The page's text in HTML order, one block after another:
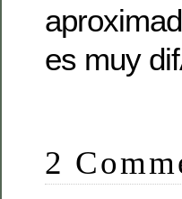
es muy
2